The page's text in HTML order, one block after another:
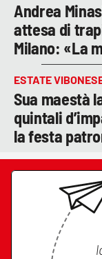
Andrea
attesa di
Milano: «La
ESTATE
Sua maestà
quintali
la festa